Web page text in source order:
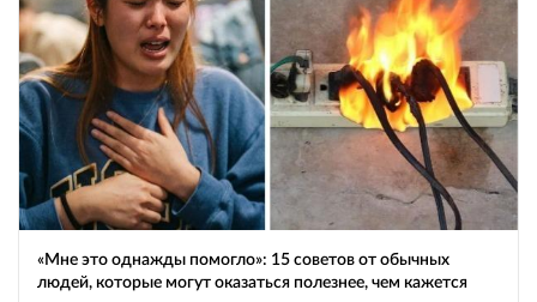
«Мне это однажды помогло»: 15 советов от обычных
людей, которые могут оказаться полезнее, чем кажется